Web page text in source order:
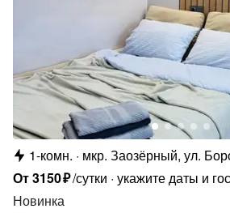
1-комн.
мкр. Заозёрный, ул.
От3150₽/сутки укажите даты и
Новинка